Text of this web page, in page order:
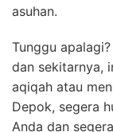
asuhan.
Tunggu
dan sekitarnya,
aqiqah atau
Depok, segera
Anda dan